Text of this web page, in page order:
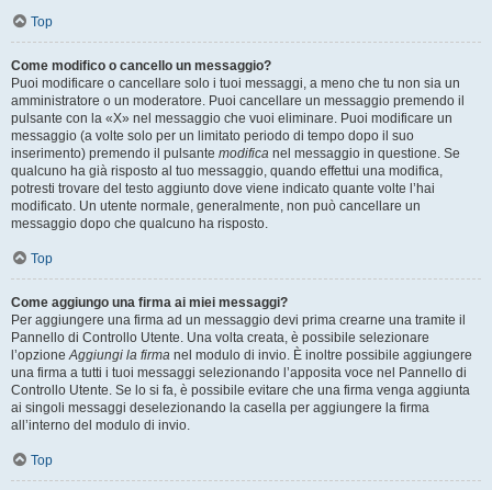
Top
Come modifico o cancello un messaggio?
Puoi modificare o cancellare solo i tuoi messaggi, a meno che tu non sia un
amministratore o un moderatore. Puoi cancellare un messaggio premendo il
pulsante con la «X» nel messaggio che vuoi eliminare. Puoi modificare un
messaggio (a volte solo per un limitato periodo di tempo dopo il suo
inserimento) premendo il pulsante modifica nel messaggio in questione. Se
qualcuno ha già risposto al tuo messaggio, quando effettui una modifica,
potresti trovare del testo aggiunto dove viene indicato quante volte l’hai
modificato. Un utente normale, generalmente, non può cancellare un
messaggio dopo che qualcuno ha risposto.
Top
Come aggiungo una firma ai miei messaggi?
Per aggiungere una firma ad un messaggio devi prima crearne una tramite il
Pannello di Controllo Utente. Una volta creata, è possibile selezionare
l’opzioneAggiungi la firma nel modulo di invio. È inoltre possibile aggiungere
una firma a tutti i tuoi messaggi selezionando l’apposita voce nel Pannello di
Controllo Utente. Se lo si fa, è possibile evitare che una firma venga aggiunta
ai singoli messaggi deselezionando la casella per aggiungere la firma
all’interno del modulo di invio.
Top